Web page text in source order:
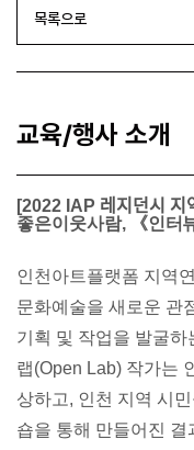
목록으로
교육/행사 소개
[2022 IAP 레지던시 지
좋은이웃사람, 《인터
인천아트플랫폼 지역
문화예술을 새로운 관
기획 및 작업을 발굴
랩(Open Lab) 작가는
상하고, 인천 지역 시
숍을 통해 만들어진